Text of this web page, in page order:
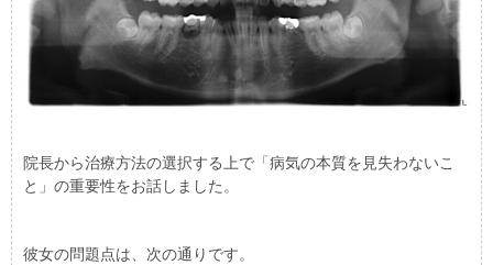
院長から治療方法の選択する上で「病気の本質を見失わないこ
と」の重要性をお話しました。
彼女の問題点は、次の通りです。